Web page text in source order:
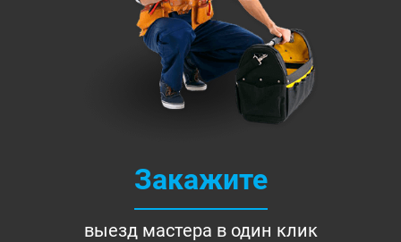
Закажите
выезд мастера в один клик